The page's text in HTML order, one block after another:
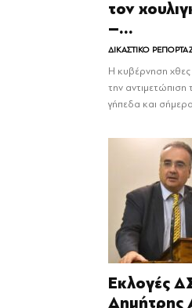
τον
–...
ΔΙΚΑΣΤΙΚΟ
Η κυβέρνηση
την αντιμετώπιση
γήπεδα και
Εκλογές
Δημήτρης